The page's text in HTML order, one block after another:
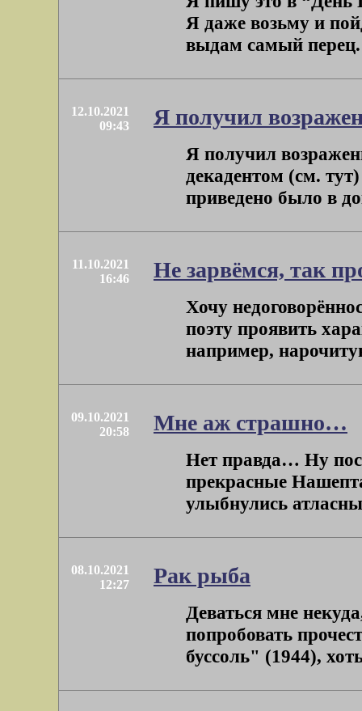
Я даже возьму и
выдам самый перец.
12.10.2021
09:43
Я получил
Я получил
декадентом (см.
приведено было в
11.10.2021
16:46
Не зарвёмся, так
Хочу
поэту проявить
например,
09.10.2021
20:58
Мне аж страшно…
Нет правда… Ну
прекрасные
улыбнулись
08.10.2021
12:27
Рак рыба
Деваться мне
попробовать
буссоль" (1944),